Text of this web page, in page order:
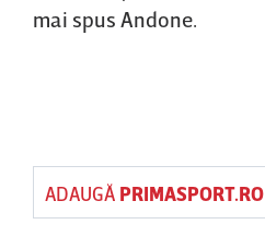
mai spus Andone.
ADAUGĂ PRIMASPORT.RO